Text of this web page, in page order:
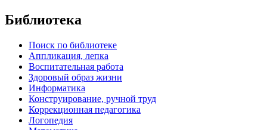
Библиотека
Поиск по библиотеке
Аппликация, лепка
Воспитательная работа
Здоровый образ жизни
Информатика
Конструирование, ручной труд
Коррекционная педагогика
Логопедия